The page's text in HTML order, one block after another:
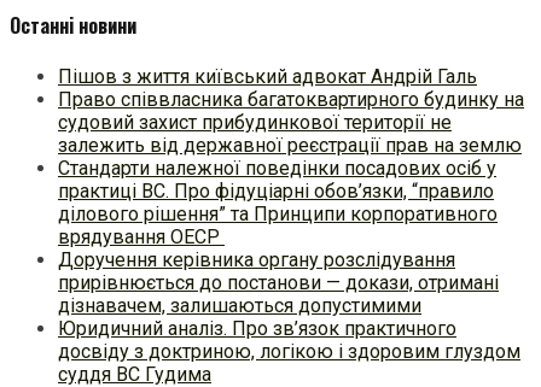
Останні новини
Пішов з життя київський адвокат Андрій Галь
Право співвласника багатоквартирного будинку на
судовий захист прибудинкової території не
залежить від державної реєстрації прав на землю
Стандарти належної поведінки посадових осіб у
практиці ВC. Про фідуціарні обов’язки, “правило
ділового рішення” та Принципи корпоративного
врядування ОЕСР
Доручення керівника органу розслідування
прирівнюється до постанови — докази, отримані
дізнавачем, залишаються допустимими
Юридичний аналіз. Про зв’язок практичного
досвіду з доктриною, логікою і здоровим глуздом
суддя ВС Гудима